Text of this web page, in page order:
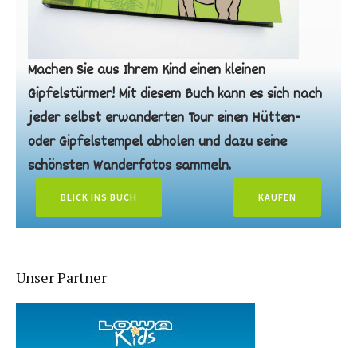
Machen Sie aus Ihrem Kind einen kleinen
Gipfelstürmer! Mit diesem Buch kann es sich nach
jeder selbst erwanderten Tour einen Hütten-
oder Gipfelstempel abholen und dazu seine
schönsten Wanderfotos sammeln.
BLICK INS BUCH KAUFEN
Unser Partner